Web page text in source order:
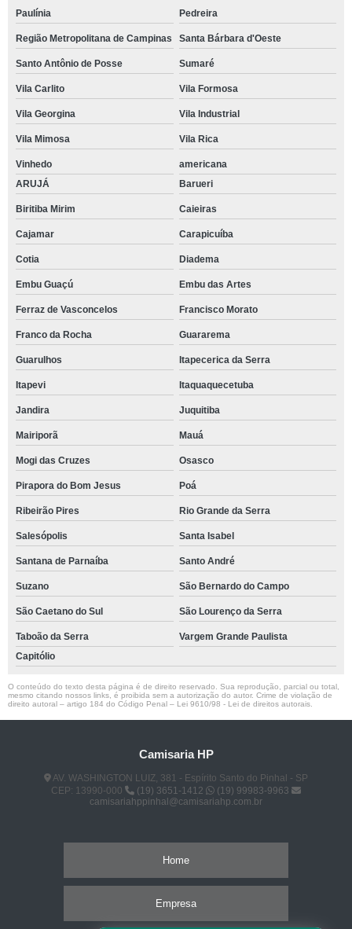
Paulínia Pedreira
Região Metropolitana de Campinas Santa Bárbara d'Oeste
Santo Antônio de Posse Sumaré
Vila Carlito Vila Formosa
Vila Georgina Vila Industrial
Vila Mimosa Vila Rica
Vinhedo
americana
ARUJÁ
Barueri
Biritiba Mirim Caieiras
Cajamar Carapicuíba
Cotia Diadema
Embu Guaçú Embu das Artes
Ferraz de Vasconcelos Francisco Morato
Franco da Rocha Guararema
Guarulhos Itapecerica da Serra
Itapevi Itaquaquecetuba
Jandira Juquitiba
Mairiporã Mauá
Mogi das Cruzes Osasco
Pirapora do Bom Jesus Poá
Ribeirão Pires Rio Grande da Serra
Salesópolis Santa Isabel
Santana de Parnaíba Santo André
Suzano São Bernardo do Campo
São Caetano do Sul São Lourenço da Serra
Taboão da Serra
Vargem Grande Paulista
Capitólio
O conteúdo do texto desta página é de direito reservado. Sua reprodução, parcial ou total,
mesmo citando nossos links, é proibida sem a autorização do autor. Crime de violação de
direito autoral – artigo 184 do Código Penal – Lei 9610/98 - Lei de direitos autorais
Camisaria HP
AV. WASHINGTON LUIZ, 381 - Espírito Santo do Pinhal - SP
CEP: 13990-000
(19) 3651-1412
(19) 99983-9963
camisariahppinhal@camisariahp.com.br
Home
Empresa